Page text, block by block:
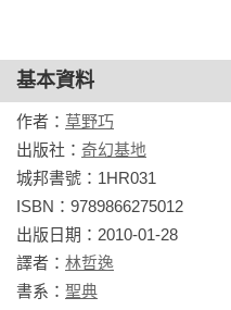
基本資料
作者： 草野巧
出版社： 奇幻基地
城邦書號：1HR031
ISBN：9789866275012
出版日期：2010-01-28
譯者： 林哲逸
書系： 聖典